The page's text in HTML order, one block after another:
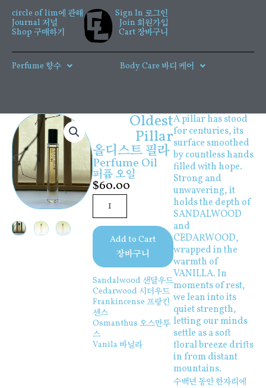
circle of lim에 관해
Journal 저널
Shop 구매하기
Sign In 로그인
Join 회원가입
Cart 장바구니
Perfume 향수 Body Care 바디 케어
Oldest
Pillar
올디스트 필라
Perfume Oil
퍼퓸 오일
$60.00
Pillar
수
량
Add to Cart
장바구니
Sandalwood 샌달우드
Cedarwood 시더우드
Frankincense 프랑킨
센스
Osmanthus 오스만투
스
Vanila 바닐라
A pillar has stood
for centuries, its
surface smoothed
by countless hands
filled with hope.
Strong and
unwavering, it
holds the depth of
SANDALWOOD
and
CEDARWOOD,
wrapped in the
warmth of
VANILLA. In
moments of rest,
we lean into its
quiet strength,
letting our minds
settle as a soft
floral breeze drifts
in from distant
mountains.
수백년 동안 한자리에